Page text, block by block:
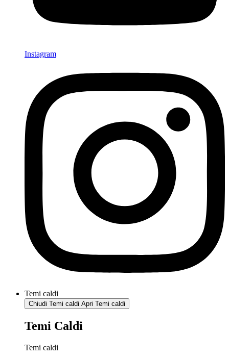
Instagram
Temi caldi
Chiudi Temi caldi Apri Temi caldi
Temi Caldi
Temi caldi